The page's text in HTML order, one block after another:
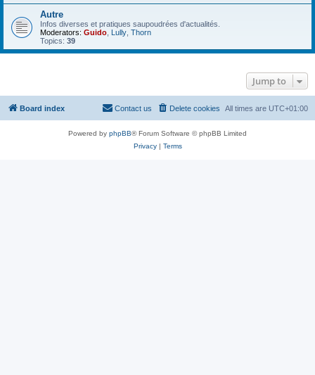
Autre
Infos diverses et pratiques saupoudrées d'actualités.
Moderators: Guido Lully Thorn
Topics: 39
Jump to
Board index All times are UTC+01:00
Delete cookies
Contact us
Powered by phpBB® Forum Software © phpBB Limited
Privacy| Terms